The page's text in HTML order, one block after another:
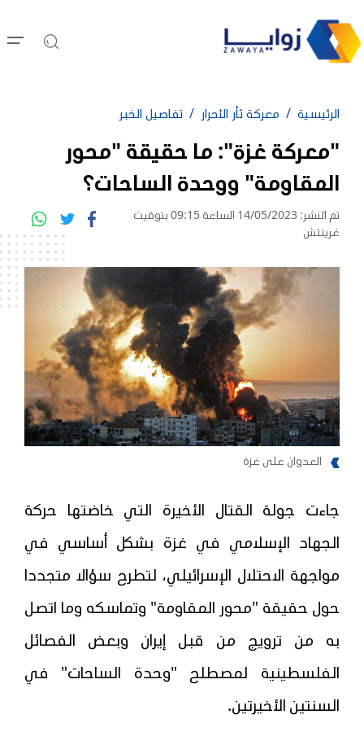
الرئيسية معركة ثأر الأحرار تفاصيل الخبر
"معركة غزة": ما حقيقة "محور
المقاومة" ووحدة الساحات؟
تم النشر: 14/05/2023 الساعة 09:15 بتوقيت
غرينتش
العدوان على غزة
جاءت جولة القتال الأخيرة التي خاضتها حركة
الجهاد الإسلامي في غزة بشكل أساسي في
مواجهة الاحتلال الإسرائيلي، لتطرح سؤالا متجددا
حول حقيقة "محور المقاومة" وتماسكه وما اتصل
به من ترويج من قبل إيران وبعض الفصائل
الفلسطينية لمصطلح "وحدة الساحات" في
السنتين الأخيرتين.